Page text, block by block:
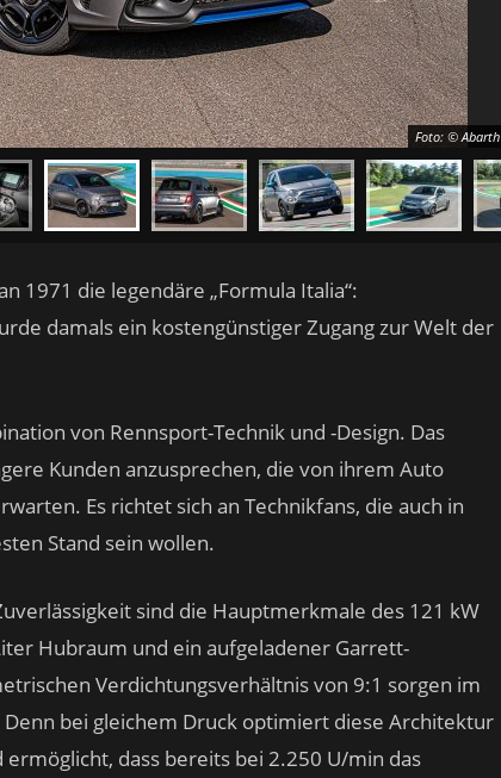
Foto: © Abarth
1971 die legendäre „Formula Italia“:
damals ein kostengünstiger Zugang zur Welt der
von Rennsport-Technik und -Design. Das
Kunden anzusprechen, die von ihrem Auto
Es richtet sich an Technikfans, die auch in
Stand sein wollen.
sind die Hauptmerkmale des 121 kW
Hubraum und ein aufgeladener Garrett-
Verdichtungsverhältnis von 9:1 sorgen im
bei gleichem Druck optimiert diese Architektur
dass bereits bei 2.250 U/min das